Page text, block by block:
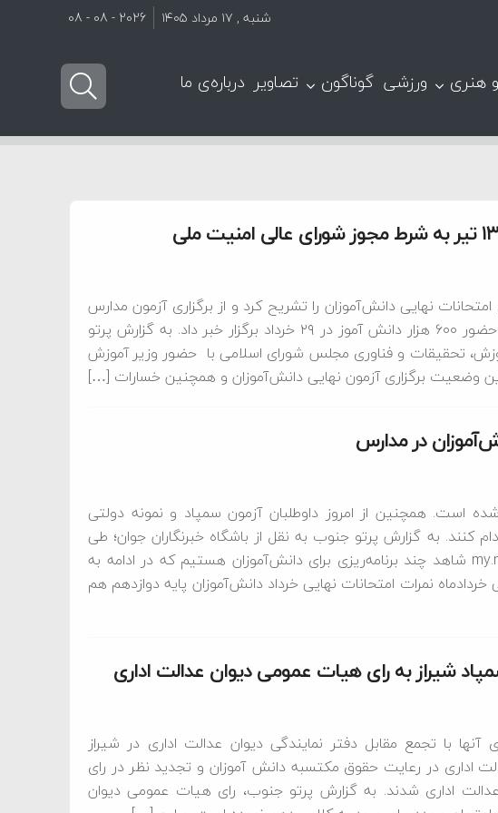
شنبه , ۱۷ مرداد ۱۴۰۵ 2026 - 08 - 08
هنری ورزشی گوناگون تصاویر درباره‌ی ما
نهایی دانش‌آموزان را تشریح کرد و از برگزاری آزمون مدارس
نمونه‌دولتی و استعدادهای درخشان (سمپاد) با حضور ۶۰۰ هزار دانش آموز در ۲۹ خرداد برگزار خبر داد. به گزارش پرتو
تحقیقات و فناوری مجلس شورای اسلامی با حضور وزیر آموزش
وضعیت برگزاری آزمون نهایی دانش‌آموزان و همچنین خسارات […]
در مدارس
است. همچنین از امروز داوطلبان آزمون سمپاد و نمونه دولتی
کنند. به گزارش پرتو جنوب به نقل از باشگاه خبرنگاران جوان؛ طی
هفته دوم تیرماه سال ۱۴۰۴ در سامانه my.medu.ir شاهد چند برنامه‌ریزی برای دانش‌آموزان هستیم که در ادامه به
نمرات امتحانات نهایی خرداد دانش‌آموزان پایه دوازدهم هم
شیراز به رای هیات عمومی دیوان عدالت اداری
با تجمع مقابل دفتر نمایندگی دیوان عدالت اداری در شیراز
اداری در رعايت حقوق مکتسبه دانش آموزان و تجدید نظر در رای
اداری شدند. به گزارش پرتو جنوب، رای هیات عمومی دیوان